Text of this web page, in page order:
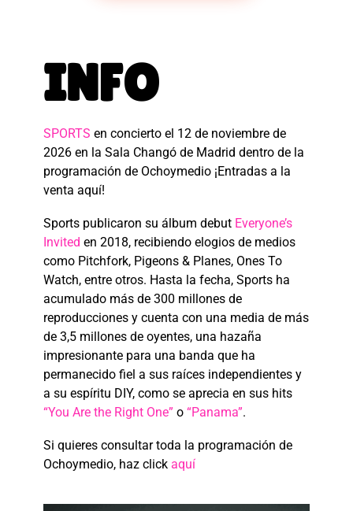
INFO
SPORTS en concierto el 12 de noviembre de
2026 en la Sala Changó de Madrid dentro de la
programación de Ochoymedio ¡Entradas a la
venta aquí!
Sports publicaron su álbum debut Everyone’s
Invited en 2018, recibiendo elogios de medios
como Pitchfork, Pigeons & Planes, Ones To
Watch, entre otros. Hasta la fecha, Sports ha
acumulado más de 300 millones de
reproducciones y cuenta con una media de más
de 3,5 millones de oyentes, una hazaña
impresionante para una banda que ha
permanecido fiel a sus raíces independientes y
a su espíritu DIY, como se aprecia en sus hits
“You Are the Right One” o “Panama”.
Si quieres consultar toda la programación de
Ochoymedio, haz click aquí